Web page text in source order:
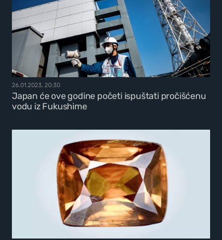
26.01.2023, 20:30
Japan će ove godine početi ispuštati pročišćenu
vodu iz Fukushime